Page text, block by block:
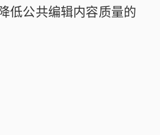
低公共编辑内容质量的